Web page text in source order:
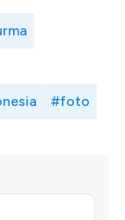
#foto